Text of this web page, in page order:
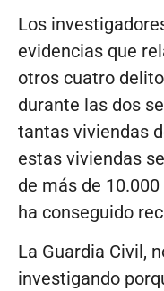
Los
evidencias que
otros cuatro
durante las dos
tantas viviendas
estas viviendas
de más de
ha conseguido
La Guardia Civil,
investigando